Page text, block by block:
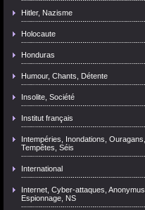
Hitler, Nazisme
Holocaute
Honduras
Humour, Chants, Détente
Insolite, Société
Institut français
Intempéries, Inondations, Ouragans,
Tempêtes, Séis
International
Internet, Cyber-attaques, Anonymus,
Espionnage, NS